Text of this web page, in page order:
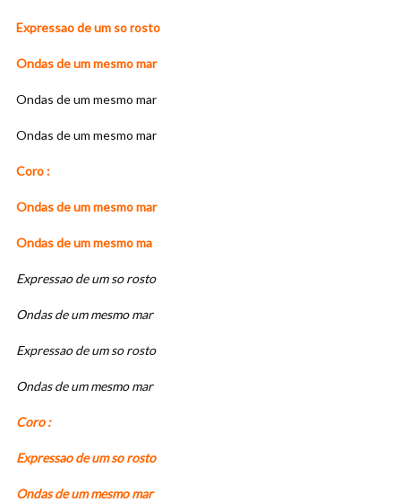
Expressao de um so rosto
Ondas de um mesmo mar
Ondas de um mesmo mar
Ondas de um mesmo mar
Coro :
Ondas de um mesmo mar
Ondas de um mesmo ma
Expressao de um so rosto
Ondas de um mesmo mar
Expressao de um so rosto
Ondas de um mesmo mar
Coro :
Expressao de um so rosto
Ondas de um mesmo mar